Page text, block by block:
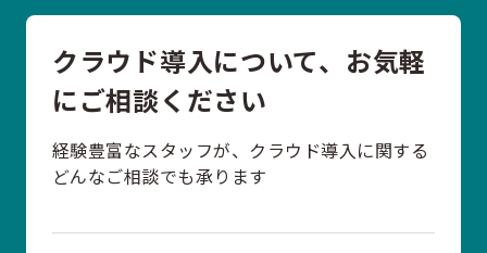
クラウド導入について、お気軽
にご相談ください
経験豊富なスタッフが、クラウド導入に関する
どんなご相談でも承ります